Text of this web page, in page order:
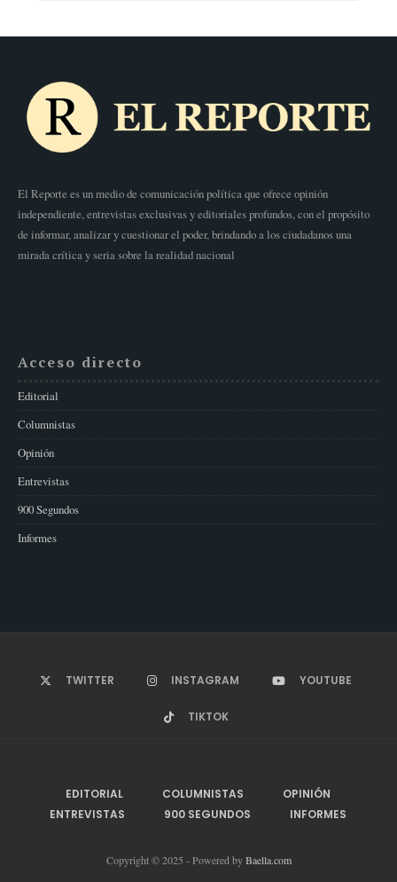
El Reporte es un medio de comunicación política que ofrece opinión
independiente, entrevistas exclusivas y editoriales profundos, con el propósito
de informar, analizar y cuestionar el poder, brindando a los ciudadanos una
mirada crítica y seria sobre la realidad nacional
Acceso directo
Editorial
Columnistas
Opinión
Entrevistas
900 Segundos
Informes
TWITTER INSTAGRAM YOUTUBE
TIKTOK
EDITORIAL COLUMNISTAS
OPINIÓN
ENTREVISTAS
900 SEGUNDOS INFORMES
Copyright © 2025 - Powered byBaella.com